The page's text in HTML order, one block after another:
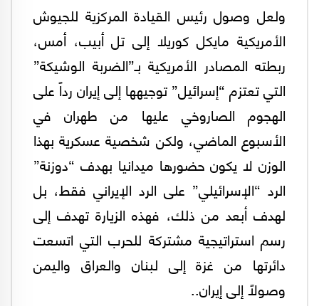
ولعل وصول رئيس القيادة المركزية للجيوش
الأمريكية مايكل كوريلا إلى تل أبيب، أمس،
ربطته المصادر الأمريكية بـ”الضربة الوشيكة”
التي تعتزم “إسرائيل” توجيهها إلى إيران رداً على
الهجوم الصاروخي عليها من طهران في
الأسبوع الماضي، ولكن شخصية عسكرية بهذا
الوزن لا يكون حضورها ميدانيا بهدف “دوزنة”
الرد “الإسرائيلي” على الرد الإيراني فقط، بل
لهدف أبعد من ذلك، فهذه الزيارة تهدف إلى
رسم استراتيجية مشتركة للحرب التي اتسعت
دائرتها من غزة إلى لبنان والعراق واليمن
وصولاً إلى إيران..